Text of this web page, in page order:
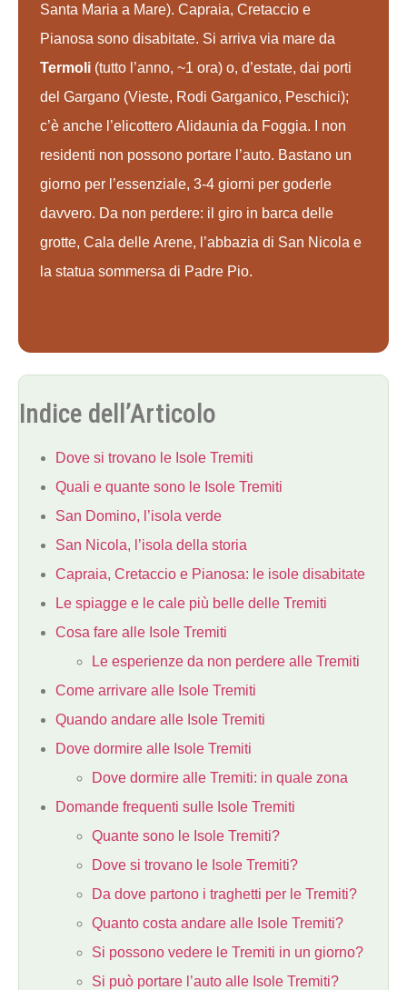
Santa Maria a Mare). Capraia, Cretaccio e
Pianosa sono disabitate. Si arriva via mare da
Termoli (tutto l’anno, ~1 ora) o, d’estate, dai porti
del Gargano (Vieste, Rodi Garganico, Peschici);
c’è anche l’elicottero Alidaunia da Foggia. I non
residenti non possono portare l’auto. Bastano un
giorno per l’essenziale, 3-4 giorni per goderle
davvero. Da non perdere: il giro in barca delle
grotte, Cala delle Arene, l’abbazia di San Nicola e
la statua sommersa di Padre Pio.
Indice dell’Articolo
Dove si trovano le Isole Tremiti
Quali e quante sono le Isole Tremiti
San Domino, l’isola verde
San Nicola, l’isola della storia
Capraia, Cretaccio e Pianosa: le isole disabitate
Le spiagge e le cale più belle delle Tremiti
Cosa fare alle Isole Tremiti
Le esperienze da non perdere alle Tremiti
Come arrivare alle Isole Tremiti
Quando andare alle Isole Tremiti
Dove dormire alle Isole Tremiti
Dove dormire alle Tremiti: in quale zona
Domande frequenti sulle Isole Tremiti
Quante sono le Isole Tremiti?
Dove si trovano le Isole Tremiti?
Da dove partono i traghetti per le Tremiti?
Quanto costa andare alle Isole Tremiti?
Si possono vedere le Tremiti in un giorno?
Si può portare l’auto alle Isole Tremiti?